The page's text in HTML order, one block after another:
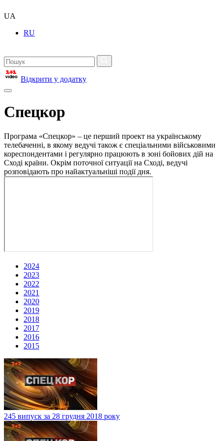
UA
RU
Відкрити у додатку
Спецкор
Програма «Спецкор» – це перший проект на українському
телебаченні, в якому ведучі також є спеціальними військовими
кореспондентами і регулярно працюють в зоні бойових дій на
Сході країни. Окрім поточної ситуації на Сході, ведучі
розповідають про найактуальніші події дня.
2024
2023
2022
2021
2020
2019
2018
2017
2016
2015
245 випуск за 28 грудня 2018 року